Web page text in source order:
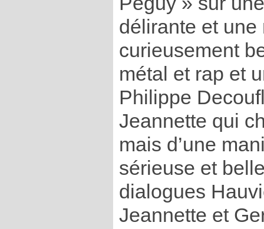
délirante et
curieusement
métal et rap et
Philippe
Jeannette qui
mais d’une
sérieuse et
dialogues
Jeannette et